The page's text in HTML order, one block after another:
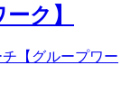
ク】